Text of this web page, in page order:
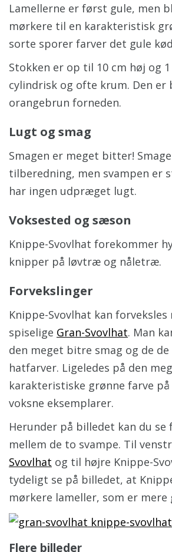
Lamellerne er først gule, men
mørkere til en karakteristisk
sorte sporer farver det gule
Stokken er op til 10 cm høj og
cylindrisk og ofte krum. Den er
orangebrun forneden.
Lugt og smag
Smagen er meget bitter!
tilberedning, men svampen er
har ingen udpræget lugt.
Voksested og sæson
Knippe-Svovlhat forekommer
knipper på løvtræ og nåletræ.
Forvekslinger
Knippe-Svovlhat kan forveksles
spiselige Gran-Svovlhat. Man
den meget bitre smag og de
hatfarver. Ligeledes på den
karakteristiske grønne farve
voksne eksemplarer.
Herunder på billedet kan du se
mellem de to svampe. Til
Svovlhat og til højre Knippe-
tydeligt se på billedet, at
mørkere lameller, som er mere
Flere billeder